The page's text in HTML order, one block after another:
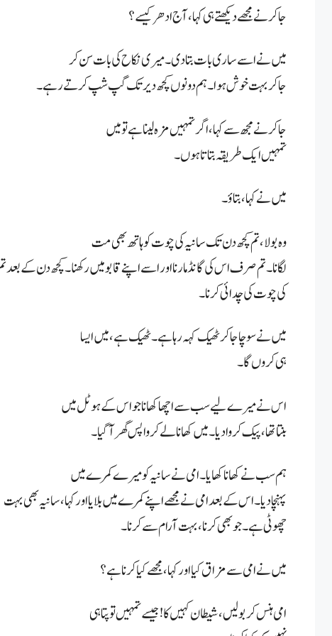
جاکر نے مجھے دیکھتے ہی کہا، آج ادھر کیسے؟
میں نے اسے ساری بات بتا دی۔ میری نکاح کی بات سن کر
جاکر بہت خوش ہوا۔ ہم دونوں کچھ دیر تک گپ شپ کرتے رہے۔
جاکر نے مجھ سے کہا، اگر تمہیں مزہ لینا ہے تو میں
تمہیں ایک طریقہ بتاتا ہوں۔
میں نے کہا، بتاؤ۔
وہ بولا، تم کچھ دن تک سانیہ کی چوت کو ہاتھ بھی مت
لگانا۔ تم صرف اس کی گانڈ مارنا اور اسے اپنے قابو میں رکھنا۔ کچھ دن کے
کی چوت کی چدائی کرنا۔
میں نے سوچا جاکر ٹھیک کہہ رہا ہے۔ ٹھیک ہے، میں ایسا
ہی کروں گا۔
اس نے میرے لیے سب سے اچھا کھانا جو اس کے ہوٹل میں
بنتا تھا، پیک کروا دیا۔ میں کھانا لے کر واپس گھر آ گیا۔
ہم سب نے کھانا کھایا۔ امی نے سانیہ کو میرے کمرے میں
پہنچا دیا۔ اس کے بعد امی نے مجھے اپنے کمرے میں بلایا اور کہا، سانیہ بھی بہت
چھوٹی ہے۔ جو بھی کرنا، بہت آرام سے کرنا۔
میں نے امی سے مزاق کیا اور کہا، مجھے کیا کرنا ہے؟
امی ہنس کر بولیں، شیطان کہیں کا! جیسے تمہیں تو پتا ہی